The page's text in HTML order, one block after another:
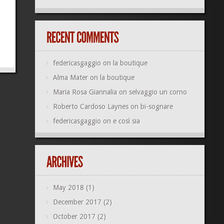
federicasgaggioon la boutique
Alma Materon la boutique
Maria Rosa Giannalia on selvaggio un corno
Roberto Cardoso Layneson bi-sognare
federicasgaggioon e così sia
May 2018(1)
December 2017(2)
October 2017(2)